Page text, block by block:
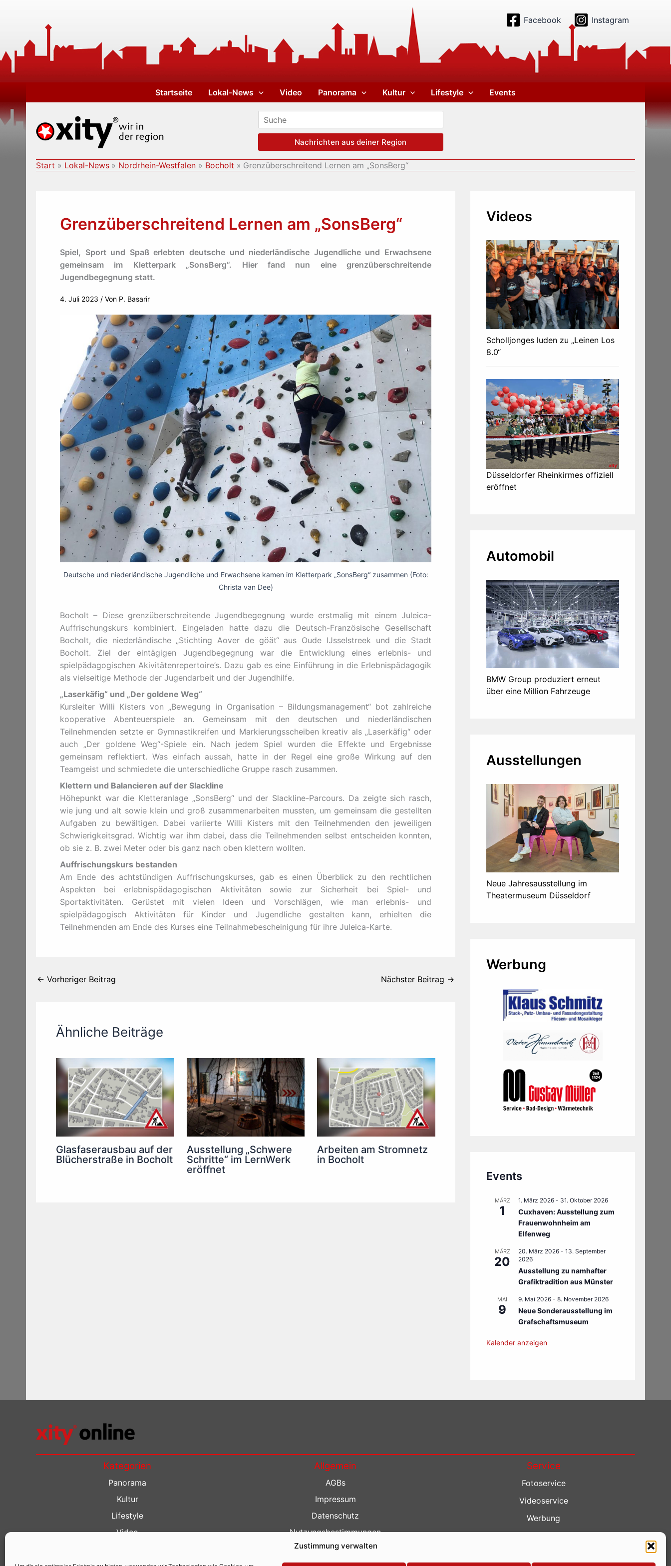
Zustimmung verwalten
Facebook Instagram
Startseite Lokal-News Video Panorama Kultur Lifestyle Events
Nachrichten aus deiner Region
Start Lokal-News Nordrhein-Westfalen Bocholt Grenzüberschreitend Lernen am „SonsBerg“
Grenzüberschreitend Lernen am „SonsBerg“
Spiel, Sport und Spaß erlebten deutsche und niederländische Jugendliche und Erwachsene
gemeinsam im Kletterpark „SonsBerg“. Hier fand nun eine grenzüberschreitende
Jugendbegegnung statt.
4. Juli 2023 / Von P. Basarir
Deutsche und niederländische Jugendliche und Erwachsene kamen im Kletterpark „SonsBerg“ zusammen (Foto:
Christa van Dee)
Bocholt – Diese grenzüberschreitende Jugendbegegnung wurde erstmalig mit einem Juleica-
Auffrischungskurs kombiniert. Eingeladen hatte dazu die Deutsch-Französische Gesellschaft
Bocholt, die niederländische „Stichting Aover de göät“ aus Oude IJsselstreek und die Stadt
Bocholt. Ziel der eintägigen Jugendbegegnung war die Entwicklung eines erlebnis- und
spielpädagogischen Akivitätenrepertoire’s. Dazu gab es eine Einführung in die Erlebnispädagogik
als vielseitige Methode der Jugendarbeit und der Jugendhilfe.
„Laserkäfig“ und „Der goldene Weg“
Kursleiter Willi Kisters von „Bewegung in Organisation – Bildungsmanagement“ bot zahlreiche
kooperative Abenteuerspiele an. Gemeinsam mit den deutschen und niederländischen
Teilnehmenden setzte er Gymnastikreifen und Markierungsscheiben kreativ als „Laserkäfig“ oder
auch „Der goldene Weg“-Spiele ein. Nach jedem Spiel wurden die Effekte und Ergebnisse
gemeinsam reflektiert. Was einfach aussah, hatte in der Regel eine große Wirkung auf den
Teamgeist und schmiedete die unterschiedliche Gruppe rasch zusammen.
Klettern und Balancieren auf der Slackline
Höhepunkt war die Kletteranlage „SonsBerg“ und der Slackline-Parcours. Da zeigte sich rasch,
wie jung und alt sowie klein und groß zusammenarbeiten mussten, um gemeinsam die gestellten
Aufgaben zu bewältigen. Dabei variierte Willi Kisters mit den Teilnehmenden den jeweiligen
Schwierigkeitsgrad. Wichtig war ihm dabei, dass die Teilnehmenden selbst entscheiden konnten,
ob sie z. B. zwei Meter oder bis ganz nach oben klettern wollten.
Auffrischungskurs bestanden
Am Ende des achtstündigen Auffrischungskurses, gab es einen Überblick zu den rechtlichen
Aspekten bei erlebnispädagogischen Aktivitäten sowie zur Sicherheit bei Spiel- und
Sportaktivitäten. Gerüstet mit vielen Ideen und Vorschlägen, wie man erlebnis- und
spielpädagogisch Aktivitäten für Kinder und Jugendliche gestalten kann, erhielten die
Teilnehmenden am Ende des Kurses eine Teilnahmebescheinigung für ihre Juleica-Karte.
← Vorheriger Beitrag Nächster Beitrag →
Ähnliche Beiträge
Glasfaserausbau auf der
Blücherstraße in Bocholt
Ausstellung „Schwere
Schritte“ im LernWerk
eröffnet
Arbeiten am Stromnetz
in Bocholt
Videos
Scholljonges luden zu „Leinen Los
8.0“
Düsseldorfer Rheinkirmes offiziell
eröffnet
Automobil
BMW Group produziert erneut
über eine Million Fahrzeuge
Ausstellungen
Neue Jahresausstellung im
Theatermuseum Düsseldorf
Werbung
Events
MÄRZ
1
1. März 2026 - 31. Oktober 2026
Cuxhaven: Ausstellung zum
Frauenwohnheim am
Elfenweg
MÄRZ
20
20. März 2026 - 13. September
2026
Ausstellung zu namhafter
Grafiktradition aus Münster
MAI
9
9. Mai 2026 - 8. November 2026
Neue Sonderausstellung im
Grafschaftsmuseum
Kalender anzeigen
Kategorien
Panorama
Kultur
Lifestyle
Video
Allgemein
AGBs
Impressum
Datenschutz
Nutzungsbestimmungen
Kontakt
Service
Fotoservice
Videoservice
Werbung